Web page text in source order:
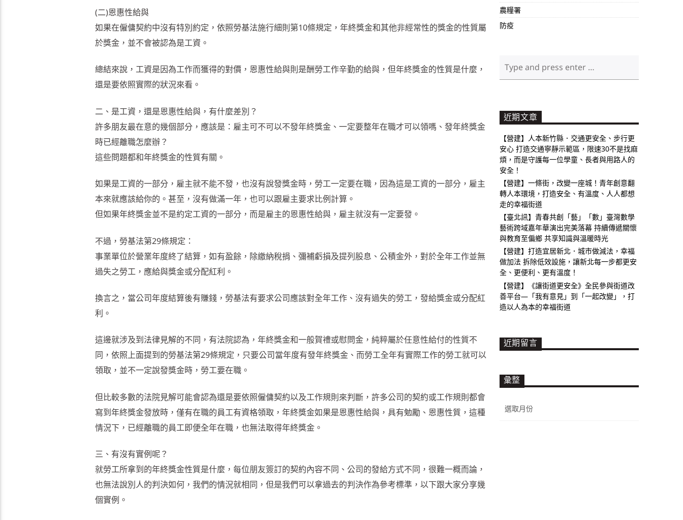
(二)恩惠性給與
如果在僱傭契約中沒有特別約定，依照勞基法施行細則第10條規定，年終獎金和其他非經常性的獎金的性質屬
於獎金，並不會被認為是工資。
總結來說，工資是因為工作而獲得的對價，恩惠性給與則是酬勞工作辛勤的給與，但年終獎金的性質是什麼，
還是要依照實際的狀況來看。
二、是工資，還是恩惠性給與，有什麼差別？
許多朋友最在意的幾個部分，應該是：雇主可不可以不發年終獎金、一定要整年在職才可以領嗎、發年終獎金
時已經離職怎麼辦？
這些問題都和年終獎金的性質有關。
如果是工資的一部分，雇主就不能不發，也沒有說發獎金時，勞工一定要在職，因為這是工資的一部分，雇主
本來就應該給你的。甚至，沒有做滿一年，也可以跟雇主要求比例計算。
但如果年終獎金並不是約定工資的一部分，而是雇主的恩惠性給與，雇主就沒有一定要發。
不過，勞基法第29條規定：
事業單位於營業年度終了結算，如有盈餘，除繳納稅捐、彌補虧損及提列股息、公積金外，對於全年工作並無
過失之勞工，應給與獎金或分配紅利。
換言之，當公司年度結算後有賺錢，勞基法有要求公司應該對全年工作、沒有過失的勞工，發給獎金或分配紅
利。
這邊就涉及到法律見解的不同，有法院認為，年終獎金和一般賀禮或慰問金，純粹屬於任意性給付的性質不
同，依照上面提到的勞基法第29條規定，只要公司當年度有發年終獎金、而勞工全年有實際工作的勞工就可以
領取，並不一定說發獎金時，勞工要在職。
但比較多數的法院見解可能會認為還是要依照僱傭契約以及工作規則來判斷，許多公司的契約或工作規則都會
寫到年終獎金發放時，僅有在職的員工有資格領取，年終獎金如果是恩惠性給與，具有勉勵、恩惠性質，這種
情況下，已經離職的員工即便全年在職，也無法取得年終獎金。
三、有沒有實例呢？
就勞工所拿到的年終獎金性質是什麼，每位朋友簽訂的契約內容不同、公司的發給方式不同，很難一概而論，
也無法說別人的判決如何，我們的情況就相同，但是我們可以拿過去的判決作為參考標準，以下跟大家分享幾
個實例。
農糧署
防疫
近期文章
【營建】人本新竹縣．交通更安全、步行更
安心 打造交通寧靜示範區，限速30不是找麻
煩，而是守護每一位學童、長者與用路人的
安全！
【營建】一條街，改變一座城！青年創意翻
轉人本環境，打造安全、有溫度、人人都想
走的幸福街道
【臺北訊】青春共創「藝」「數」臺灣數學
藝術跨域嘉年華演出完美落幕 持續傳遞關懷
與教育至偏鄉 共享知識與溫暖時光
【營建】打造宜居新北．城市做減法，幸福
做加法 拆除低效設施，讓新北每一步都更安
全、更便利、更有溫度！
【營建】《讓街道更安全》全民參與街道改
善平台—「我有意見」到「一起改變」，打
造以人為本的幸福街道
近期留言
彙整
整